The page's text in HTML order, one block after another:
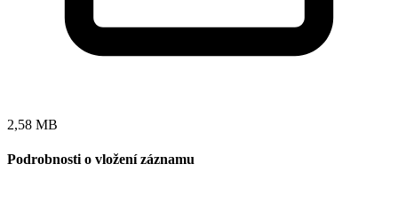
2,58 MB
Podrobnosti o vložení záznamu